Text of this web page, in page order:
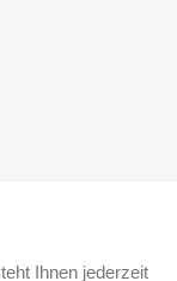
Ihnen jederzeit